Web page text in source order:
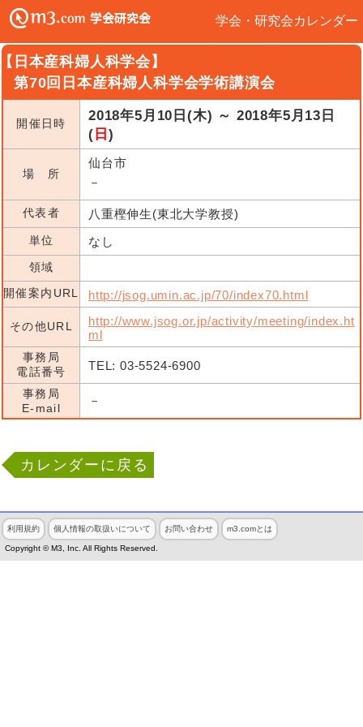
学会・研究会カレンダー
日本産科婦人科学会】
第70回日本産科婦人科学会学術講演会
開催日時
2018年5月10日(木) ～ 2018年5月13日
( 日 )
場 所
仙台市
－
代表者 八重樫伸生(東北大学教授)
単位 なし
領域
開催案内URL
http://jsog.umin.ac.jp/70/index70.html
その他URL
http://www.jsog.or.jp/activity/meeting/index.ht
ml
事務局
電話番号
TEL: 03-5524-6900
事務局
E-mail
－
カレンダーに戻る
利用規約 個人情報の取扱いについて お問い合わせ m3.comとは
Copyright © M3, Inc. All Rights Reserved.